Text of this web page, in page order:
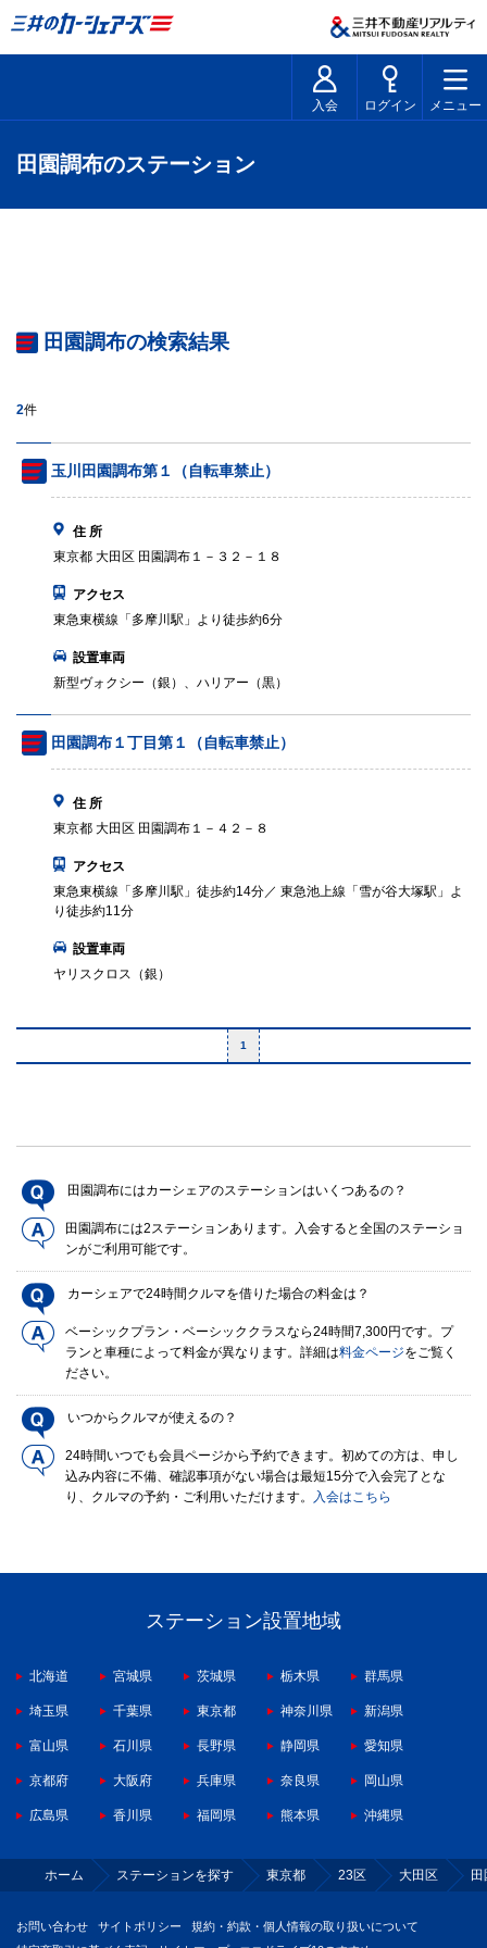
入会 ログイン メニュー
田園調布のステーション
田園調布の検索結果
2件
玉川田園調布第１（自転車禁止）
住 所
東京都 大田区 田園調布１－３２－１８
アクセス
東急東横線「多摩川駅」より徒歩約6分
設置車両
新型ヴォクシー（銀）、ハリアー（黒）
田園調布１丁目第１（自転車禁止）
住 所
東京都 大田区 田園調布１－４２－８
アクセス
東急東横線「多摩川駅」徒歩約14分／ 東急池上線「雪が谷大塚駅」よ
り徒歩約11分
設置車両
ヤリスクロス（銀）
1
田園調布にはカーシェアのステーションはいくつあるの？
田園調布には2ステーションあります。入会すると全国のステーショ
ンがご利用可能です。
カーシェアで24時間クルマを借りた場合の料金は？
ベーシックプラン・ベーシッククラスなら24時間7,300円です。プ
ランと車種によって料金が異なります。詳細は料金ページをご覧く
ださい。
いつからクルマが使えるの？
24時間いつでも会員ページから予約できます。初めての方は、申し
込み内容に不備、確認事項がない場合は最短15分で入会完了とな
り、クルマの予約・ご利用いただけます。
入会はこちら
ステーション設置地域
北海道 宮城県 茨城県 栃木県 群馬県
埼玉県 千葉県 東京都 神奈川県 新潟県
富山県 石川県 長野県 静岡県 愛知県
京都府 大阪府 兵庫県 奈良県 岡山県
広島県 香川県 福岡県 熊本県 沖縄県
ホーム ステーションを探す 東京都 23区 大田区
お問い合わせ サイトポリシー
規約・約款・個人情報の取り扱いについて